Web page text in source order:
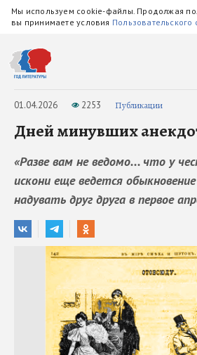
Мы используем cookie-файлы. Продолжая
вы принимаете условия Пользовательского
01.04.2026 2253 Публикации
Дней минувших
«Разве вам не ведомо... что у
искони еще ведется
надувать друг друга в первое